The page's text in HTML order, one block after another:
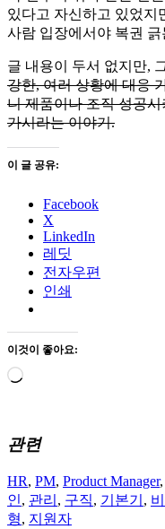
있다고 자신하고 있었지
사람 입장에서야 복권
글 내용이 두서 없지만,
강한, 여러 상황에 대응
니 제품이나 조직 성공
가시라는 이야기.
이 글 공유:
Facebook
X
LinkedIn
레딧
전자우편
인쇄
이것이 좋아요:
로
관련
HR, PM, Product Manager,
인, 관리 , 구직, 기본기 ,
형, 지원자